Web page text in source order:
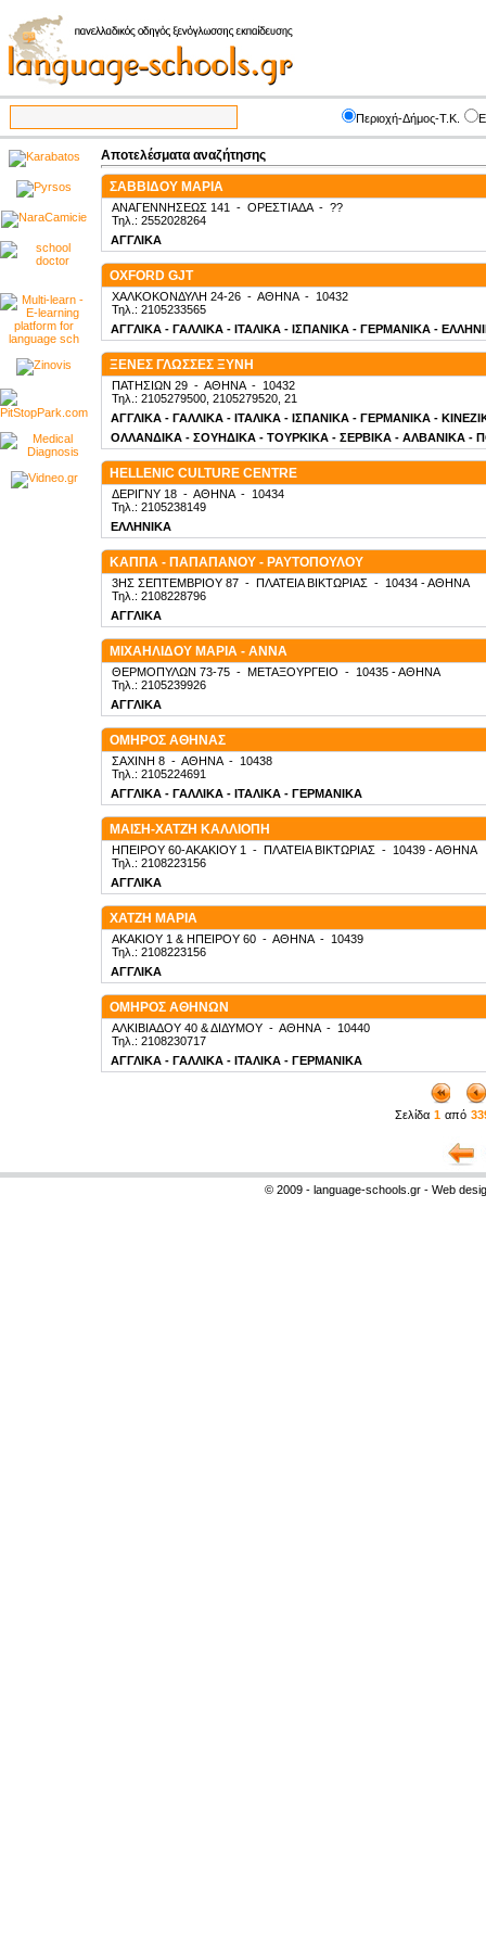
Περιοχή-Δήμος-Τ.Κ.
Αποτελέσματα αναζήτησης
ΣΑΒΒΙΔΟΥ ΜΑΡΙΑ
ΑΝΑΓΕΝΝΗΣΕΩΣ 141 - ΟΡΕΣΤΙΑΔΑ- ??
Τηλ.: 2552028264
ΑΓΓΛΙΚΑ
OXFORD GJT
ΧΑΛΚΟΚΟΝΔΥΛΗ 24-26 - ΑΘΗΝΑ- 10432
Τηλ.: 2105233565
ΑΓΓΛΙΚΑ - ΓΑΛΛΙΚΑ - ΙΤΑΛΙΚΑ - ΙΣΠΑΝΙΚΑ - ΓΕΡΜΑΝΙΚΑ -
ΞΕΝΕΣ ΓΛΩΣΣΕΣ ΞΥΝΗ
ΠΑΤΗΣΙΩΝ 29 - ΑΘΗΝΑ- 10432
Τηλ.: 2105279500, 2105279520, 21
ΑΓΓΛΙΚΑ - ΓΑΛΛΙΚΑ - ΙΤΑΛΙΚΑ - ΙΣΠΑΝΙΚΑ - ΓΕΡΜΑΝΙΚΑ -
ΟΛΛΑΝΔΙΚΑ - ΣΟΥΗΔΙΚΑ - ΤΟΥΡΚΙΚΑ - ΣΕΡΒΙΚΑ - ΑΛΒΑΝΙΚΑ -
HELLENIC CULTURE CENTRE
ΔΕΡΙΓΝΥ 18 - ΑΘΗΝΑ- 10434
Τηλ.: 2105238149
ΕΛΛΗΝΙΚΑ
ΚΑΠΠΑ - ΠΑΠΑΠΑΝΟΥ - ΡΑΥΤΟΠΟΥΛΟΥ
3ΗΣ ΣΕΠΤΕΜΒΡΙΟΥ 87 - ΠΛΑΤΕΙΑ ΒΙΚΤΩΡΙΑΣ - 10434 - ΑΘΗΝΑ
Τηλ.: 2108228796
ΑΓΓΛΙΚΑ
ΜΙΧΑΗΛΙΔΟΥ ΜΑΡΙΑ - ΑΝΝΑ
ΘΕΡΜΟΠΥΛΩΝ 73-75 - ΜΕΤΑΞΟΥΡΓΕΙΟ - 10435 - ΑΘΗΝΑ
Τηλ.: 2105239926
ΑΓΓΛΙΚΑ
ΟΜΗΡΟΣ ΑΘΗΝΑΣ
ΣΑΧΙΝΗ 8 - ΑΘΗΝΑ- 10438
Τηλ.: 2105224691
ΑΓΓΛΙΚΑ - ΓΑΛΛΙΚΑ - ΙΤΑΛΙΚΑ - ΓΕΡΜΑΝΙΚΑ
ΜΑΙΣΗ-ΧΑΤΖΗ ΚΑΛΛΙΟΠΗ
ΗΠΕΙΡΟΥ 60-ΑΚΑΚΙΟΥ 1 - ΠΛΑΤΕΙΑ ΒΙΚΤΩΡΙΑΣ - 10439 - ΑΘΗΝΑ
Τηλ.: 2108223156
ΑΓΓΛΙΚΑ
ΧΑΤΖΗ ΜΑΡΙΑ
ΑΚΑΚΙΟΥ 1 & ΗΠΕΙΡΟΥ 60 - ΑΘΗΝΑ- 10439
Τηλ.: 2108223156
ΑΓΓΛΙΚΑ
ΟΜΗΡΟΣ ΑΘΗΝΩΝ
ΑΛΚΙΒΙΑΔΟΥ 40 & ΔΙΔΥΜΟΥ - ΑΘΗΝΑ- 10440
Τηλ.: 2108230717
ΑΓΓΛΙΚΑ - ΓΑΛΛΙΚΑ - ΙΤΑΛΙΚΑ - ΓΕΡΜΑΝΙΚΑ
Σελίδα 1 από
© 2009 - language-schools.gr - Web